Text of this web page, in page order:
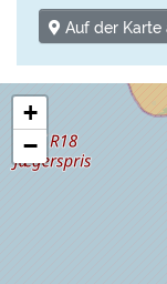
Auf der Karte
+
−